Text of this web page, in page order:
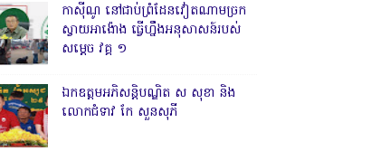
កាសុីណូ នៅជាប់ព្រំដែនវៀតណាមច្រក
ស្វាយអាង៉ោង ធ្វើហ្នឹងអនុសាសន៍របស់
សម្ដេច វគ្គ ១
ឯកឧត្តមអភិសន្តិបណ្ឌិត ស សុខា និង
លោកជំទាវ កែ សួនសុភី